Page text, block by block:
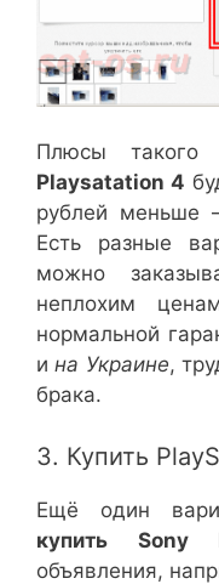
Плюсы
Playsatation 4
рублей меньше
Есть разные
можно
неплохим
нормальной
ина Украине,
брака.
3. Купить
Ещё один
купить Sony
объявления,